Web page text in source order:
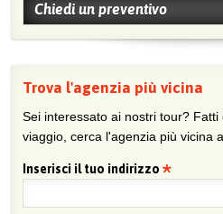
Chiedi un preventivo
Trova l'agenzia più vicina
Sei interessato ai nostri tour?
viaggio, cerca l'agenzia più vicina
Inserisci il tuo indirizzo